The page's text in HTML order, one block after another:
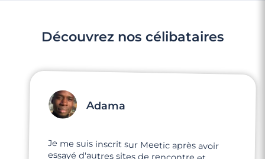
Découvrez nos célibataires
Adama
Je me suis inscrit sur Meetic après avoir
essayé d'autres sites de rencontre et
Meetic se démarque largement par son
professionnalisme et son engagement